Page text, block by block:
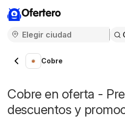
Ofertero
Cobre
Cobre en oferta -
descuentos y